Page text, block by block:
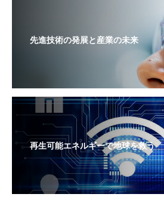
先進技術の発展と産業の未来
再生可能エネルギーで地球を救う